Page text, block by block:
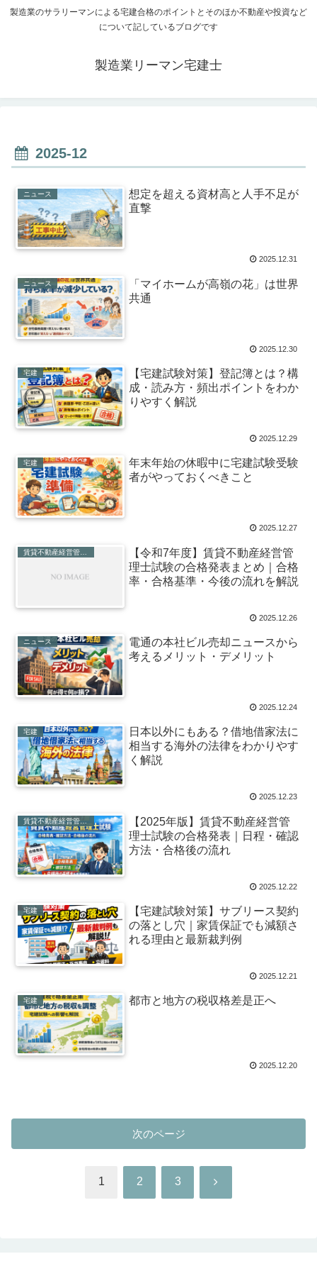
製造業のサラリーマンによる宅建合格のポイントとそのほか不動産や投資など
について記しているブログです
製造業リーマン宅建士
2025-12
ニュース
想定を超える資材高と人手不足が
直撃
2025.12.31
ニュース
「マイホームが高嶺の花」は世界
共通
2025.12.30
宅建
【宅建試験対策】登記簿とは？構
成・読み方・頻出ポイントをわか
りやすく解説
2025.12.29
宅建
年末年始の休暇中に宅建試験受験
者がやっておくべきこと
2025.12.27
【令和7年度】賃貸不動産経営管
理士試験の合格発表まとめ｜合格
率・合格基準・今後の流れを解説
2025.12.26
ニュース
電通の本社ビル売却ニュースから
考えるメリット・デメリット
2025.12.24
宅建
日本以外にもある？借地借家法に
相当する海外の法律をわかりやす
く解説
2025.12.23
【2025年版】賃貸不動産経営管
理士試験の合格発表｜日程・確認
方法・合格後の流れ
2025.12.22
宅建
【宅建試験対策】サブリース契約
の落とし穴｜家賃保証でも減額さ
れる理由と最新裁判例
2025.12.21
宅建 都市と地方の税収格差是正へ
2025.12.20
次のページ
1 2 3 次